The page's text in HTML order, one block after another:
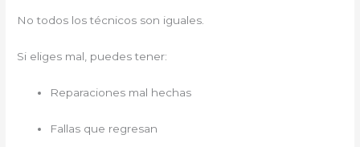
No todos los técnicos son iguales.
Si eliges mal, puedes tener:
Reparaciones mal hechas
Fallas que regresan